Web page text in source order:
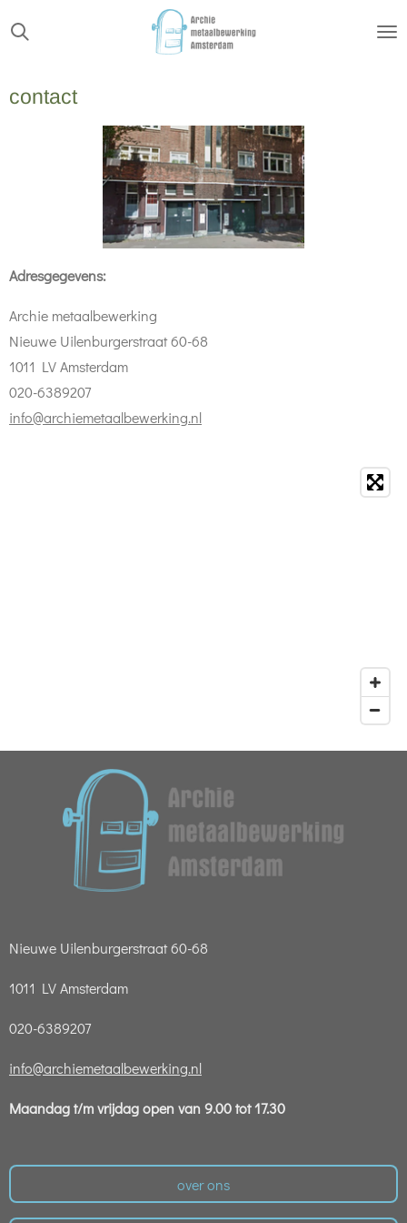
Ga
direct
de
contact
Adresgegevens:
Archie metaalbewerking
Nieuwe Uilenburgerstraat 60-68
1011 LV Amsterdam
020-6389207
info@archiemetaalbewerking.nl
Nieuwe Uilenburgerstraat 60-68
1011 LV Amsterdam
020-6389207
info@archiemetaalbewerking.nl
Maandag t/m vrijdag open van 9.00 tot 17.30
over ons